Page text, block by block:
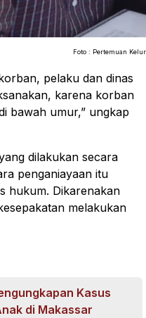
Foto : Pertemuan
pelaku dan dinas
karena korban
bawah umur,” ungkap
dilakukan secara
penganiayaan itu
hukum. Dikarenakan
melakukan
Kasus
di Makassar